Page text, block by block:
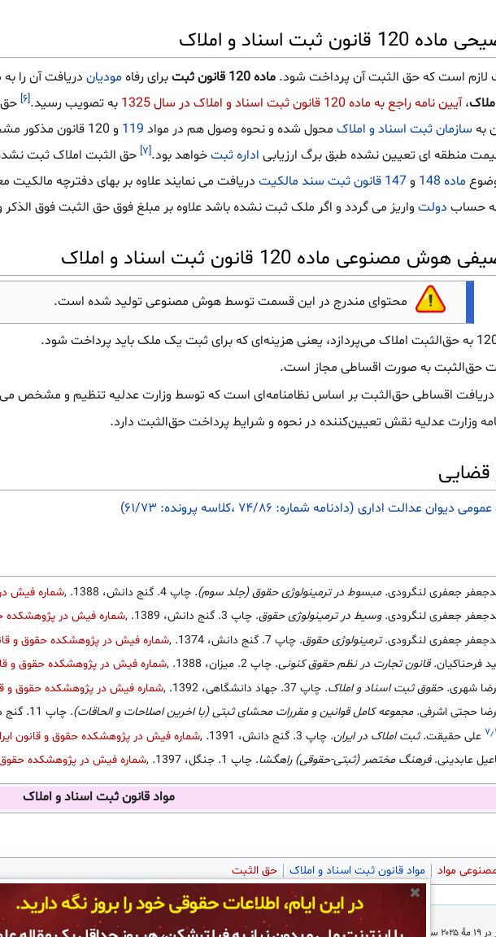
ثبت اسناد و املاک
لازم است که حق الثبت آن پرداخت شود. ماده 120 قانون ثبت برای رفاه مودیان دریافت آن را
،آیین نامه راجع به ماده 120 قانون ثبت اسناد و املاک در سال 1325 به تصویب رسید.[۶]
حق
به سازمان ثبت اسناد و املاک محول شده و نحوه وصول هم در مواد 119 و 120 قانون مذکور مشخص شده است ملاک محاسبه حق مرقوم حداقل
منطقه ای تعیین نشده طبق برگ ارزیابی اداره ثبتخواهد بود.[۷]
ماده 148 و147 قانون ثبت
سند مالکیت
حساب دولت واریز می گردد و اگر ملک ثبت نشده باشد علاوه بر مبلغ فوق حق الثبت فوق
مصنوعی ماده 120 قانون ثبت اسناد و املاک
محتوای مندرج در این قسمت توسط هوش مصنوعی تولید شده است.
حق‌الثبت به صورت اقساطی مجاز است.
اقساطی حق‌الثبت بر اساس نظامنامه‌ای است که توسط وزارت عدلیه تنظیم و مشخص
وزارت عدلیه نقش تعیین‌کننده در نحوه و شرایط پرداخت حق‌الثبت دارد.
قضایی
دیوان عدالت اداری (دادنامه شماره: ۷۴/۸۶ ،کلاسه پرونده: ۶۱/۷۳)
جعفری لنگرودی.مبسوط در ترمینولوژی حقوق (جلد سوم). چاپ 4. گنج دانش، 1388. ,شماره فیش
جعفری لنگرودی.وسیط در ترمینولوژی حقوق. چاپ 3. گنج دانش، 1389. ,شماره فیش در پژوهشکده
جعفری لنگرودی.ترمینولوژی حقوق. چاپ 7. گنج دانش، 1374. ,شماره فیش در پژوهشکده حقوق و
فرحناکیان.قانون تجارت در نظم حقوق کنونی. چاپ 2. میزان، 1388. ,شماره فیش در پژوهشکده حقوق و
شهری.حقوق ثبت اسناد و املاک. چاپ 37. جهاد دانشگاهی، 1392. ,شماره فیش در پژوهشکده حقوق و
حجتی اشرفی.مجموعه کامل قوانین و مقررات محشای ثبتی (با اخرین اصلاحات و الحاقات). چاپ 11. گنج دانش، 1391.
۷٫۱ علی حقیقت.ثبت املاک در ایران. چاپ 3. گنج دانش، 1391. ,شماره فیش در پژوهشکده حقوق و قانون
عابدینی.فرهنگ مختصر (ثبتی-حقوقی) راهگشا. چاپ 1. جنگل، 1397. ,شماره فیش در پژوهشکده حقوق
مواد قانون ثبت اسناد و املاک
مواد مواد قانون ثبت اسناد و املاک حق الثبت
✖